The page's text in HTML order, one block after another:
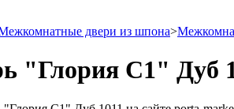
двери из шпона>
"Глория С1" Дуб